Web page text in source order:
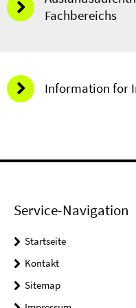
Fachbereichs
Information for
Service-Navigation
Startseite
Kontakt
Sitemap